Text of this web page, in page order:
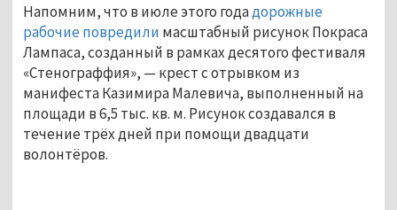
Напомним, что в июле этого годадорожные
рабочие повредили масштабный рисунок Покраса
Лампаса, созданный в рамках десятого фестиваля
«Стенограффия», — крест с отрывком из
манифеста Казимира Малевича, выполненный на
площади в 6,5 тыс. кв. м. Рисунок создавался в
течение трёх дней при помощи двадцати
волонтёров.